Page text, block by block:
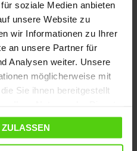
soziale Medien anbieten
unsere Website zu
wir Informationen zu Ihrer
an unsere Partner für
Analysen weiter. Unsere
möglicherweise mit
Sie ihnen bereitgestellt